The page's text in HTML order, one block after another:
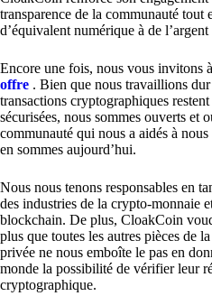
transparence de la communauté tout
d’équivalent numérique à de
Encore une fois, nous vous invitons à
offre . Bien que nous travaillions
transactions cryptographiques
sécurisées, nous sommes ouverts et
communauté qui nous a aidés à
en sommes aujourd’hui.
Nous nous tenons responsables en
des industries de la crypto-monnaie
blockchain. De plus, CloakCoin
plus que toutes les autres pièces de
privée ne nous emboîte le pas en
monde la possibilité de vérifier leur
cryptographique.